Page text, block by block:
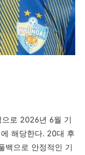
로 2026년 6월 기
해당한다. 20대 후
백으로 안정적인 기